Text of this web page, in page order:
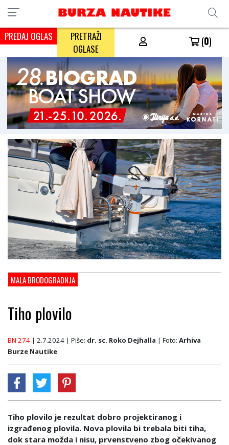
PREDAJ OGLAS
PRETRAŽI
OGLASE
(0)
MALA BRODOGRADNJA
Tiho plovilo
BN 274 | 2.7.2024 | Piše: dr. sc. Roko Dejhalla | Foto: Arhiva
Burze Nautike
Tiho plovilo je rezultat dobro projektiranog i
izgrađenog plovila. Nova plovila bi trebala biti tiha,
dok stara možda i nisu, prvenstveno zbog očekivanog